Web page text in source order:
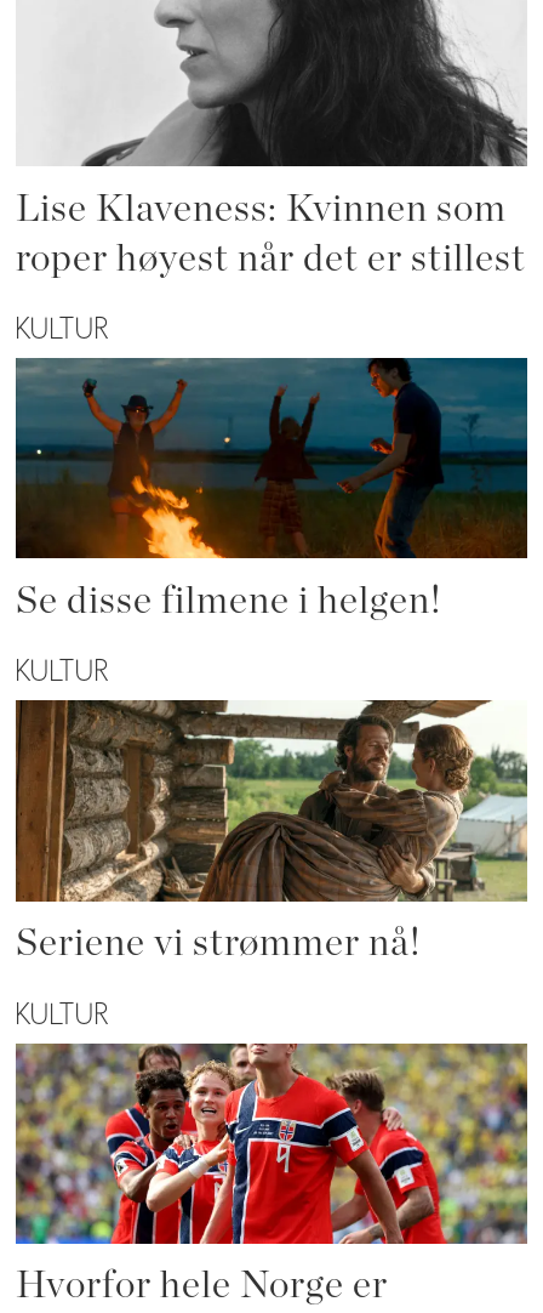
Lise Klaveness: Kvinnen som
roper høyest når det er stillest
KULTUR
Se disse filmene i helgen!
KULTUR
Seriene vi strømmer nå!
KULTUR
Hvorfor hele Norge er